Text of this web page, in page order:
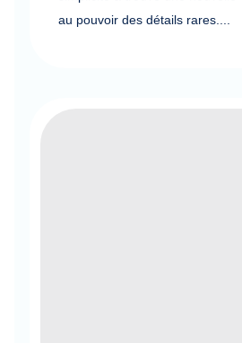
au pouvoir des détails rares....